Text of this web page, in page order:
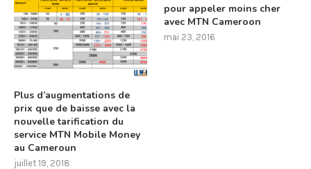
Plus d’augmentations de
prix que de baisse avec la
nouvelle tarification du
service MTN Mobile Money
au Cameroun
juillet 19, 2018
pour appeler moins cher
avec MTN Cameroon
mai 23, 2016